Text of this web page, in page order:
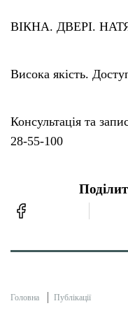
ВІКНА. ДВЕРІ.
Висока якість.
Консультація та
28-55-100
Головна Публікації